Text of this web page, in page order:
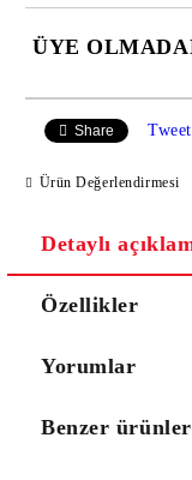
ÜYE
I agree to
Gün içerisinde
Share Tweet
Ürün Değerlendirmesi
Detaylı
Özellikler
Yorumlar
Benzer ürünler